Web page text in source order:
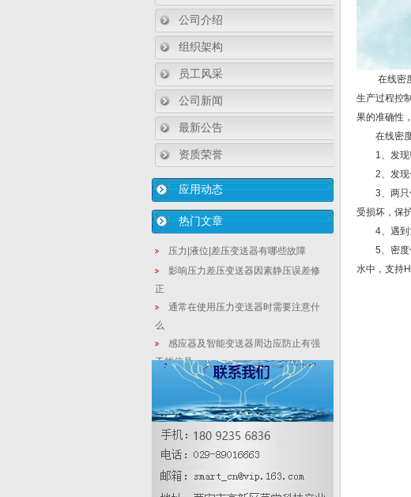
公司介绍
组织架构
员工风采
公司新闻
最新公告
资质荣誉
应用动态
热门文章
压力|液位|差压变送器有哪些故障
影响压力差压变送器因素静压误差修
正
通常在使用压力变送器时需要注意什
么
感应器及智能变送器周边应防止有强
干扰信号
双法兰电容式液位变送器：全球zui大
焦化厂水处理承建完工
单法兰液位变送器工作解决方法
浅谈智能差压变送器的日常故障及处
理方法
在线式差压液位计|智能数显hart475
手操器基本设计参数
在线密度
生产过程控
果的准确性
在线密度
1、发现密
2、发现传
3、两只传
受损坏，保
4、遇到复
5、密度传
水中，支持